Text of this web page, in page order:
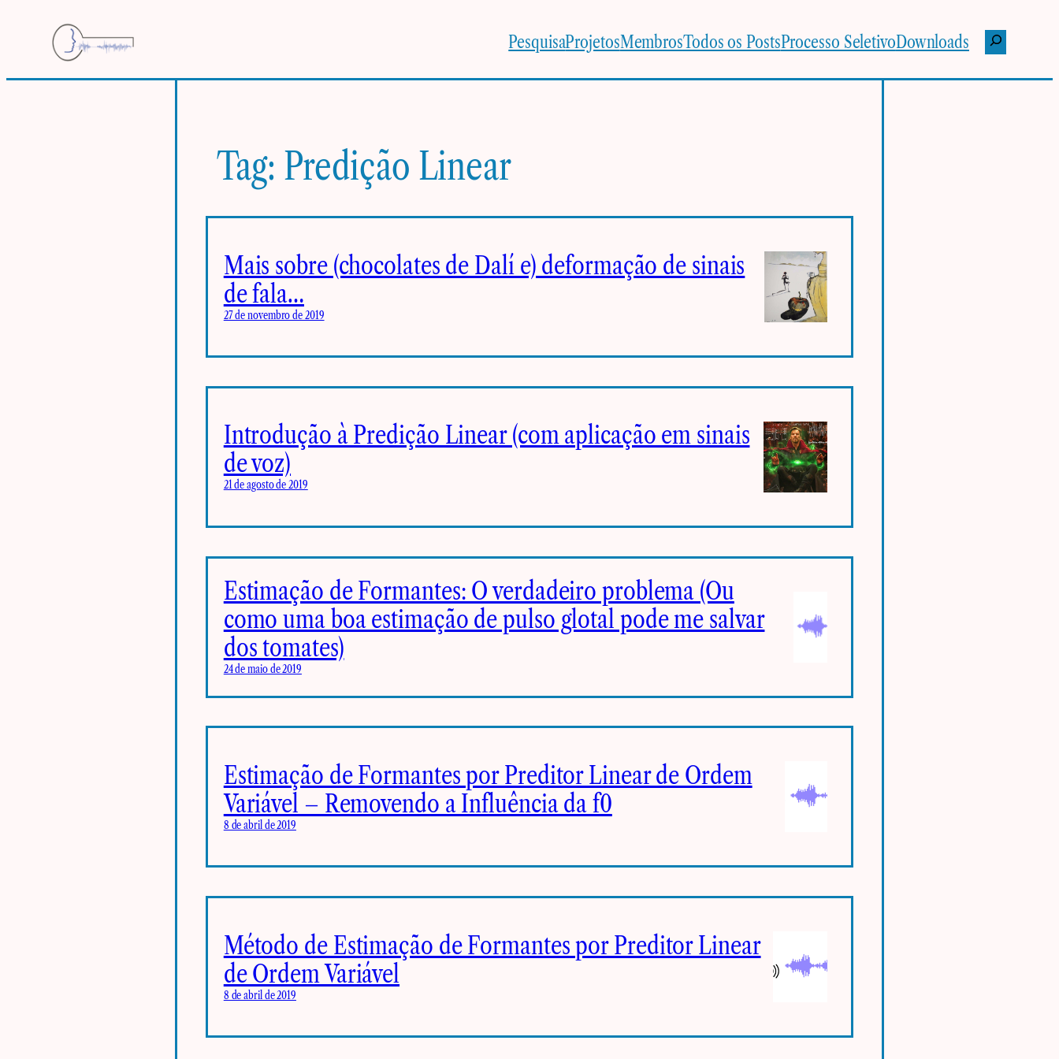
PesquisaProjetosMembrosTodos os PostsProcesso SeletivoDownloads Pesquisar
Tag: Predição Linear
Mais sobre (chocolates de Dalí e) deformação de sinais
de fala…
27 de novembro de 2019
Introdução à Predição Linear (com aplicação em sinais
de voz)
21 de agosto de 2019
Estimação de Formantes: O verdadeiro problema (Ou
como uma boa estimação de pulso glotal pode me salvar
dos tomates)
24 de maio de 2019
Estimação de Formantes por Preditor Linear de Ordem
Variável – Removendo a Influência da f0
8 de abril de 2019
Método de Estimação de Formantes por Preditor Linear
de Ordem Variável
8 de abril de 2019